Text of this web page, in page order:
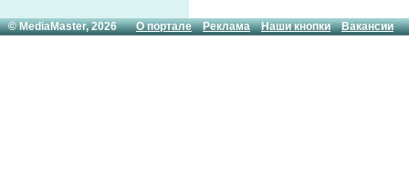
© MediaMaster, 2026О портале Реклама Наши кнопки Вакансии